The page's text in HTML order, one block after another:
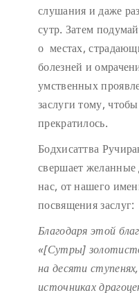
слушания и даже
сутр. Затем
о местах,
болезней и
умственных
заслуги тому,
прекратилось.
Бодхисаттва
свершает желанные
нас, от нашего
посвящения заслуг:
Благодаря этой
«[Сутры]
на десяти ступенях,
источниках